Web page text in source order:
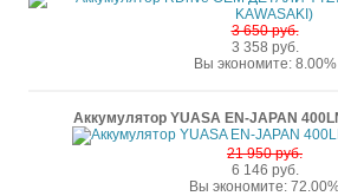
3 650 руб.
3 358 руб.
Вы экономите: 8.00%
Аккумулятор YUASA EN-JAPAN
21 950 руб.
6 146 руб.
Вы экономите: